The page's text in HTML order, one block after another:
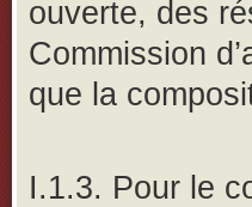
ouverte, des
Commission
que la
I.1.3. Pour le